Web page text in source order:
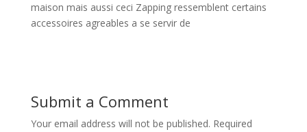
maison mais aussi ceci Zapping ressemblent certains
accessoires agreables a se servir de
Submit a Comment
Your email address will not be published. Required